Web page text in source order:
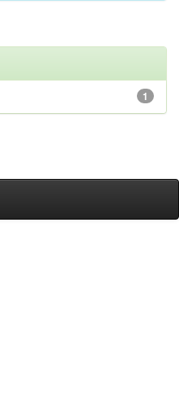
1